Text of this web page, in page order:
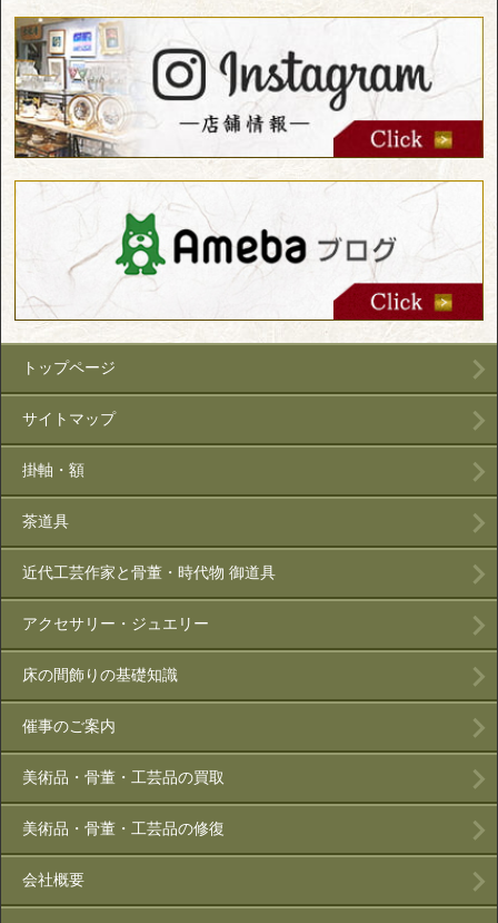
トップページ
サイトマップ
掛軸・額
茶道具
近代工芸作家と骨董・時代物 御道具
アクセサリー・ジュエリー
床の間飾りの基礎知識
催事のご案内
美術品・骨董・工芸品の買取
美術品・骨董・工芸品の修復
会社概要